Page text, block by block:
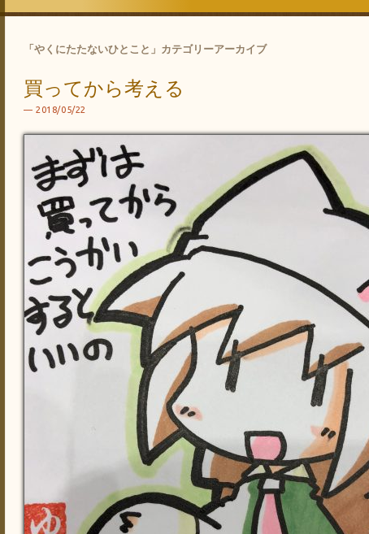
「やくにたたないひとこと 」カテゴリーアーカイブ
買ってから考える
2018/05/22